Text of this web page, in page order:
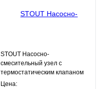
STOUT Насосно-
смесительный узел с
термостатическим клапаном
30-60°C, без насоса
Цена: